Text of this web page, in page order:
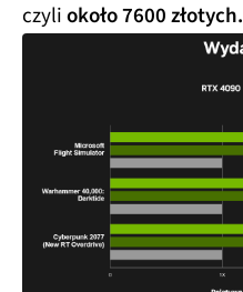
czyliokoło 7600 złotych.